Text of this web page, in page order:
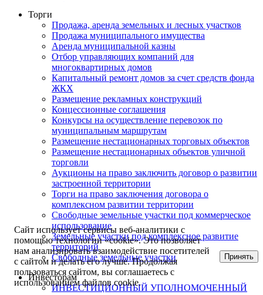
Торги
Продажа, аренда земельных и лесных участков
Продажа муниципального имущества
Аренда муниципальной казны
Отбор управляющих компаний для
многоквартирных домов
Капитальный ремонт домов за счет средств фонда
ЖКХ
Размещение рекламных конструкций
Концессионные соглашения
Конкурсы на осуществление перевозок по
муниципальным маршрутам
Размещение нестационарных торговых объектов
Размещение нестационарных объектов уличной
торговли
Аукционы на право заключить договор о развитии
застроенной территории
Торги на право заключения договора о
комплексном развитии территории
Свободные земельные участки под коммерческое
использование
Земельные участки под комплексное развитие
территорий
Свободные земельные участки
Инвесторам
ИНВЕСТИЦИОННЫЙ УПОЛНОМОЧЕННЫЙ
Сайт использует сервисы веб-аналитики с
помощью технологии «cookie». Это позволяет
нам анализировать взаимодействие посетителей
с сайтом и делать его лучше. Продолжая
пользоваться сайтом, вы соглашаетесь с
использованием файлов cookie.
Принять